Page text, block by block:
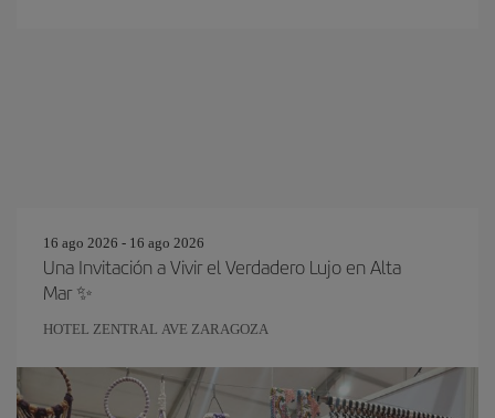
16 ago 2026 - 16 ago 2026
Una Invitación a Vivir el Verdadero Lujo en Alta
Mar ✨
HOTEL ZENTRAL AVE ZARAGOZA